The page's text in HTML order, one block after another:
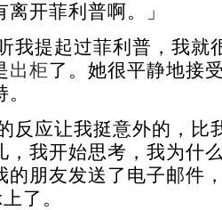
离开菲利普啊。」
提起过菲利普，我就
出柜了。她很平静地接
应让我挺意外的，比
，我开始思考，我为什
的朋友发送了电子邮件
了。